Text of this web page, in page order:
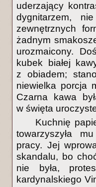
uderzający
dygnitarzem,
zewnętrznych
żadnym
urozmaicony.
kubek białej
z obiadem;
niewielka porcja
Czarna kawa
w święta
Kuchnię
towarzyszyła
pracy. Jej
skandalu, bo
nie była,
kardynalskiego